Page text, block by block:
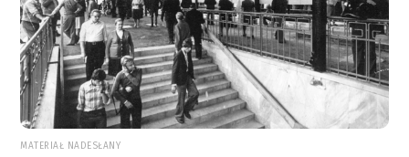
MATERIAŁ NADESŁANY